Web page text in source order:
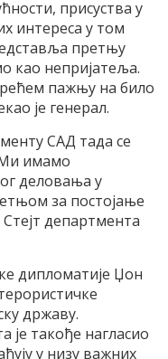
присуства у
интереса у том
претњу
као непријатеља.
пажњу на било
је генерал.
САД тада се
имамо
деловања у
за постојање
департмента
дипломатије Џон
државу.
је такође нагласио
у низу важних